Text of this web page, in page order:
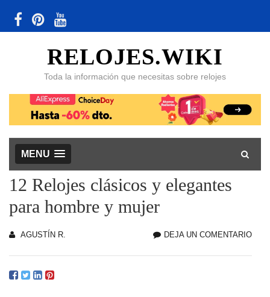
RELOJES.WIKI
Toda la información que necesitas sobre relojes
MENU
12 Relojes clásicos y elegantes
para hombre y mujer
AGUSTÍN R. DEJA UN COMENTARIO